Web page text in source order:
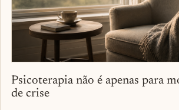
Psicoterapia não é apenas para
de crise